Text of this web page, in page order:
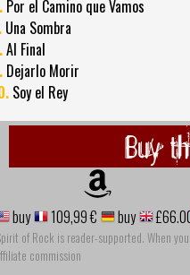
Por el Camino que Vamos
Una Sombra
Al Final
Dejarlo Morir
Soy el Rey
Buy
buy 109,99 € buy
of Rock is reader-supported. When
commission